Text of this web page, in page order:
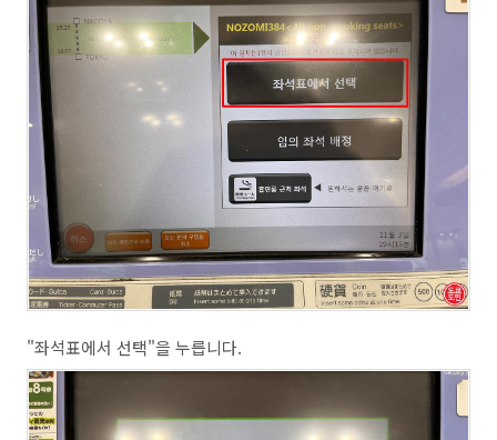
"좌석표에서 선택"을 누릅니다.